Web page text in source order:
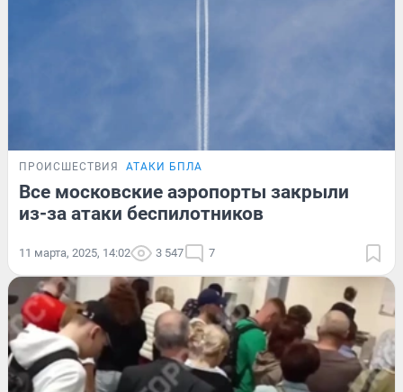
ПРОИСШЕСТВИЯ АТАКИ БПЛА
Все московские аэропорты закрыли
из-за атаки беспилотников
11 марта, 2025, 14:02 3 547 7